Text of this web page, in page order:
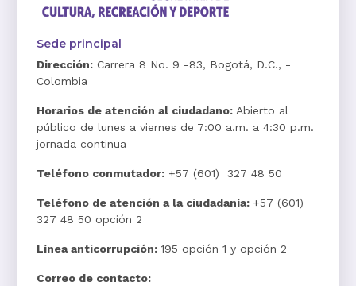
Sede principal
Dirección: Carrera 8 No. 9 -83, Bogotá, D.C., -
Colombia
Horarios de atención al ciudadano: Abierto al
público de lunes a viernes de 7:00 a.m. a 4:30 p.m.
jornada continua
Teléfono conmutador: +57 (601) 327 48 50
Teléfono de atención a la ciudadanía: +57 (601)
327 48 50 opción 2
Línea anticorrupción:195 opción 1 y opción 2
Correo de contacto: